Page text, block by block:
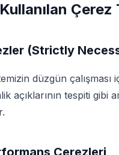
Çerez
(Strictly
düzgün
açıklarının tespiti gibi
Çerezleri